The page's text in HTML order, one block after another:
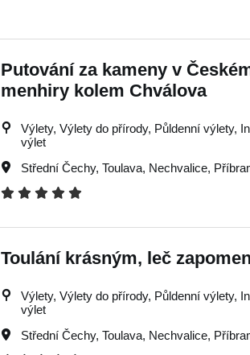
Putování za kameny v
menhiry kolem Chválova
Výlety, Výlety do přírody, Půldenní výlety,
výlet
Střední Čechy, Toulava, Nechvalice,
Toulání krásným, leč
Výlety, Výlety do přírody, Půldenní výlety,
výlet
Střední Čechy, Toulava, Nechvalice,